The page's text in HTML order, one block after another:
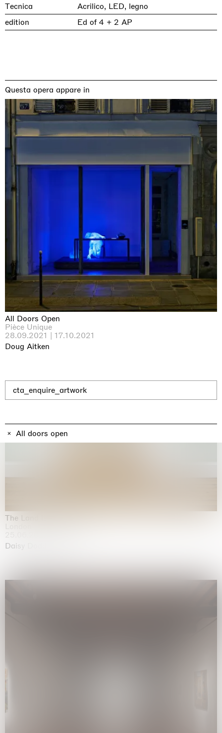
Tecnica
Acrilico, LED, legno
edition
Ed of 4 + 2 AP
Questa opera appare in
All Doors Open
Pièce Unique
28.09.2021 | 17.10.2021
Doug Aitken
cta_enquire_artwork
All doors open
Mostre in corso
Why the Butterflies
26.06.2026 | 07.10.2026
Nicole Wittenberg
The Land is Speaking
Daisy Dodd-Noble